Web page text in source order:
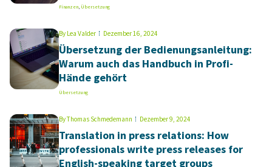
Finanzen, Übersetzung
ByLea Valder Dezember 16, 2024
Übersetzung der Bedienungsanleitung:
Warum auch das Handbuch in Profi-
Hände gehört
Übersetzung
ByThomas Schmedemann Dezember 9, 2024
Translation in press relations: How
professionals write press releases for
English-speaking target groups